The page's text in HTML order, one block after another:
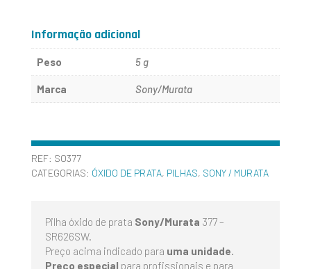
-
MURATA
Informação adicional
Peso 5 g
Marca Sony/Murata
REF: SO377
CATEGORIAS: ÓXIDO DE PRATA, PILHAS, SONY / MURATA
Pilha óxido de prata Sony/Murata 377 –
SR626SW.
Preço acima indicado para uma unidade.
Preço especial para profissionais e para